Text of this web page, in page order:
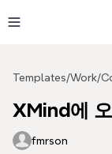
Templates/Work/
XMind에
fmrson